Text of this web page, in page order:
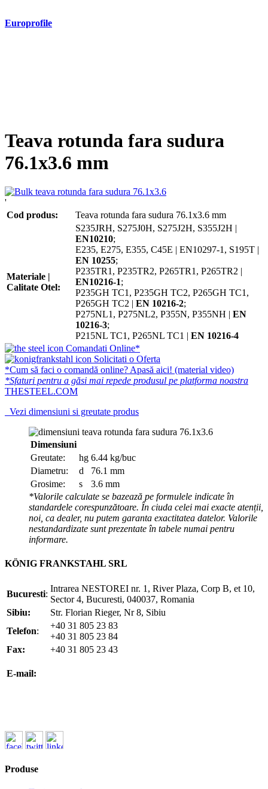
Europrofile
Teava rotunda fara sudura
76.1x3.6 mm
'
Cod produs:
Teava rotunda fara sudura 76.1x3.6 mm
Materiale |
Calitate Otel:
S235JRH, S275J0H, S275J2H, S355J2H |
EN10210;
E235, E275, E355, C45E | EN10297-1, S195T |
EN 10255;
P235TR1, P235TR2, P265TR1, P265TR2 |
EN10216-1;
P235GH TC1, P235GH TC2, P265GH TC1,
P265GH TC2 | EN 10216-2;
P275NL1, P275NL2, P355N, P355NH | EN
10216-3;
P215NL TC1, P265NL TC1 | EN 10216-4
Comandati Online*
Solicitati o Oferta
*Cum să faci o comandă online? Apasă aici! (material video)
*Sfaturi pentru a găsi mai repede produsul pe platforma noastra
THESTEEL.COM
Vezi dimensiuni si greutate produs
Dimensiuni
Greutate:
hg 6.44 kg/buc
Diametru:
d
76.1 mm
Grosime:
s
3.6 mm
*Valorile calculate se bazează pe formulele indicate în
standardele corespunzătoare. În ciuda celei mai exacte atenții,
noi, ca dealer, nu putem garanta exactitatea datelor. Valorile
nestandardizate sunt prezentate în tabele numai pentru
informare.
KÖNIG FRANKSTAHL SRL
Bucuresti:
Intrarea NESTOREI nr. 1, River Plaza, Corp B, et 10,
Sector 4, Bucuresti, 040037, Romania
Sibiu:
Str. Florian Rieger, Nr 8, Sibiu
Telefon:
+40 31 805 23 83
+40 31 805 23 84
Fax:
+40 31 805 23 43
E-mail:
Produse